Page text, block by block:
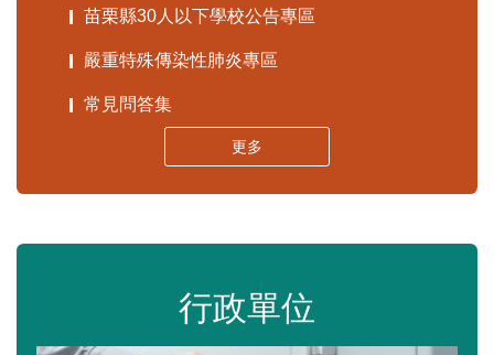
苗栗縣30人以下學校公告專區
嚴重特殊傳染性肺炎專區
常見問答集
更多
行政單位